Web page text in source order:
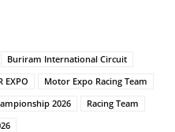
Buriram International Circuit
EXPO
Motor Expo Racing Team
2026
Racing Team